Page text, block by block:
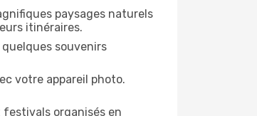
paysages naturels
itinéraires.
souvenirs
votre appareil photo.
festivals organisés en